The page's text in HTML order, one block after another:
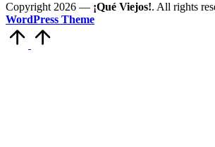
Copyright 2026 — ¡Qué Viejos!. All rights
WordPress Theme